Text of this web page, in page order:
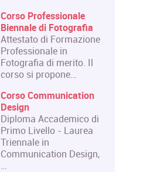
Corso Professionale
Biennale di Fotografia
Attestato di Formazione
Professionale in
Fotografia di merito. Il
corso si propone…
Corso Communication
Design
Diploma Accademico di
Primo Livello - Laurea
Triennale in
Communication Design,
…